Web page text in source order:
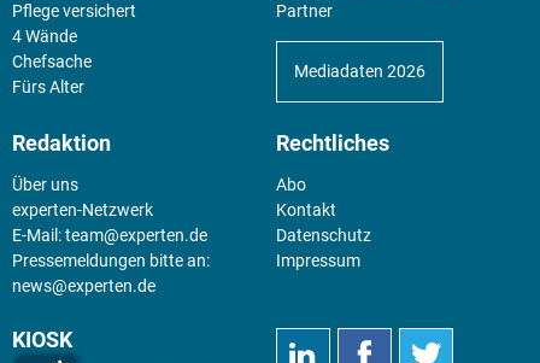
Pflege versichert
4 Wände
Chefsache
Fürs Alter
Partner
Mediadaten 2026
Redaktion
Über uns
experten-Netzwerk
E-Mail:team@experten.de
Pressemeldungen bitte an:
news@experten.de
Rechtliches
Abo
Kontakt
Datenschutz
Impressum
KIOSK